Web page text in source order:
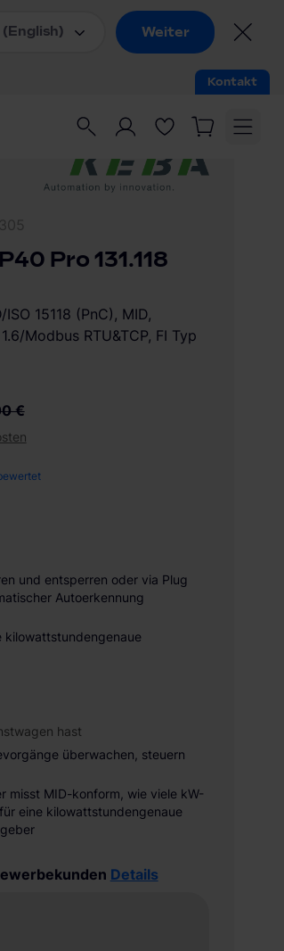
€
und entsperren oder via Plug
Autoerkennung
kilowattstundengenaue
Details
Pro 131.118
15118 (PnC), MID,
Modbus RTU&TCP, FI Typ
hast
überwachen, steuern
misst MID-konform, wie viele kW-
eine kilowattstundengenaue